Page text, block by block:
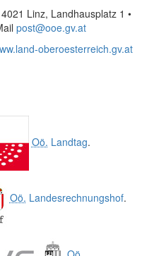
Linz, Landhausplatz 1 •
post@ooe.gv.at
oberoesterreich.gv.at
Oö. Landtag.
Oö. Landesrechnungshof.